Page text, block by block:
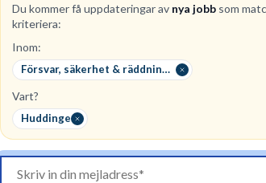
Du kommer få uppdateringar av nya jobb som
kriteriera:
Inom:
Försvar, säkerhet & räddningstjänst
Vart?
Huddinge
man